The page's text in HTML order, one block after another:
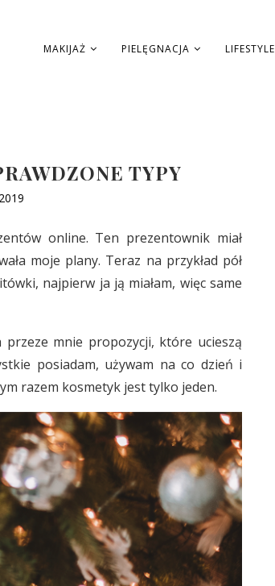
MAKIJAŻ PIELĘGNACJA LIFESTYLE
TYPY
online. Ten prezentownik miał
moje plany. Teraz na przykład pół
najpierw ja ją miałam, więc same
przeze mnie propozycji, które ucieszą
posiadam, używam na co dzień i
razem kosmetyk jest tylko jeden.